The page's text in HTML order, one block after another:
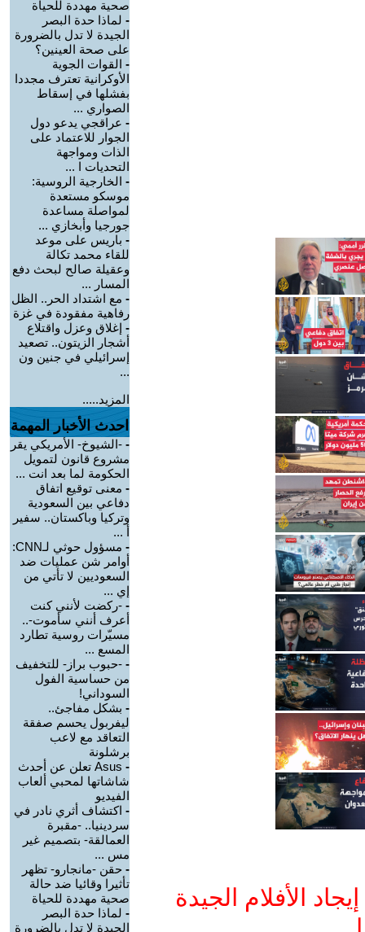
الأفلام الجيدة
صحية مهددة للحياة
- لماذا حدة البصر
الجيدة لا تدل بالضرورة
على صحة العينين؟
- القوات الجوية
الأوكرانية تعترف مجددا
بفشلها في إسقاط
الصواري ...
- عراقجي يدعو دول
الجوار للاعتماد على
الذات ومواجهة
التحديات ا ...
- الخارجية الروسية:
موسكو مستعدة
لمواصلة مساعدة
جورجيا وأبخازي ...
- باريس على موعد
للقاء محمد تكالة
وعقيلة صالح لبحث دفع
المسار ...
- مع اشتداد الحر.. الظل
رفاهية مفقودة في غزة
- إغلاق وعزل واقتلاع
أشجار الزيتون.. تصعيد
إسرائيلي في جنين ون
...
المزيد.....
احدث الأخبار المهمة
- -الشيوخ- الأمريكي يقر
مشروع قانون لتمويل
الحكومة لما بعد انت ...
- معنى توقيع اتفاق
دفاعي بين السعودية
وتركيا وباكستان.. سفير
أ ...
-
مسؤول حوثي لـCNN:
أوامر شن عمليات ضد
السعوديين لا تأتي من
إي ...
- -ركضت لأنني كنت
أعرف أنني سأموت-..
مسيّرات روسية تطارد
المسع ...
- -حبوب براز- للتخفيف
من حساسية الفول
السوداني!
- بشكل مفاجئ..
ليفربول يحسم صفقة
التعاقد مع لاعب
برشلونة
-
Asus تعلن عن أحدث
شاشاتها لمحبي ألعاب
الفيديو
- اكتشاف أثري نادر في
سردينيا.. -مقبرة
العمالقة- بتصميم غير
مس ...
- حقن -مانجارو- تظهر
تأثيرا وقائيا ضد حالة
صحية مهددة للحياة
- لماذا حدة البصر
الجيدة لا تدل بالضرورة